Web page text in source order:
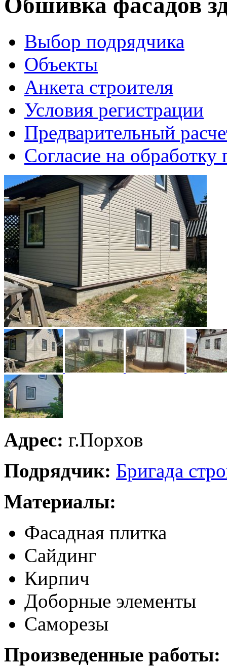
Обшивка фасадов
Выбор подрядчика
Объекты
Анкета строителя
Условия регистрации
Предварительный
Согласие на
Адрес: г.Порхов
Подрядчик: Бригада
Материалы:
Фасадная плитка
Сайдинг
Кирпич
Доборные элементы
Саморезы
Произведенные работы: